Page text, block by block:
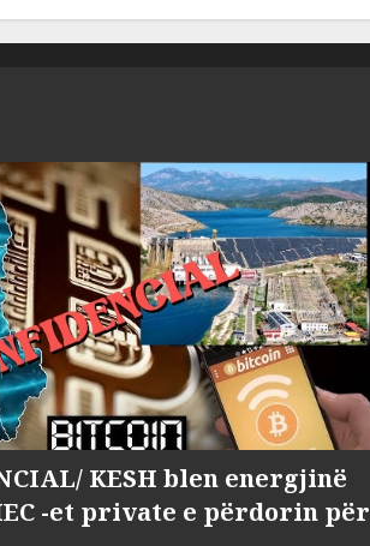
KESH blen energjinë
-et private e përdorin për